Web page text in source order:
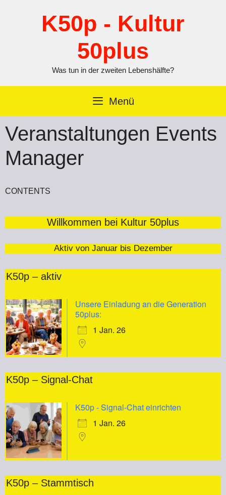
K50p - Kultur
50plus
Was tun in der zweiten Lebenshälfte?
Menü
Veranstaltungen Events
Manager
CONTENTS
Willkommen bei Kultur 50plus
Aktiv von Januar bis Dezember
K50p – aktiv
Unsere Einladung an die Generation
50plus:
1 Jan. 26
K50p – Signal-Chat
K50p - Signal-Chat einrichten
1 Jan. 26
K50p – Stammtisch